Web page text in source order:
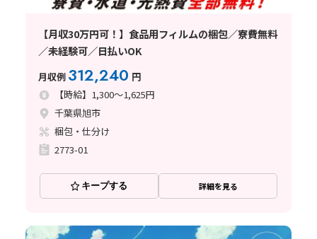
【月収30万円可！】食品用フィルムの梱包／寮費無料
／未経験可／日払いOK
月収例 312,240 円
【時給】1,300～1,625円
千葉県旭市
梱包・仕分け
2773-01
キープする 詳細を見る